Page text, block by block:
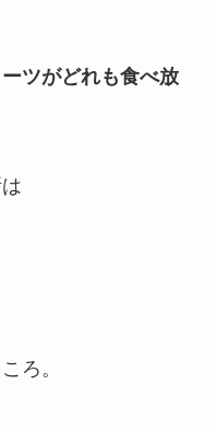
ツがどれも食べ放
ろ。